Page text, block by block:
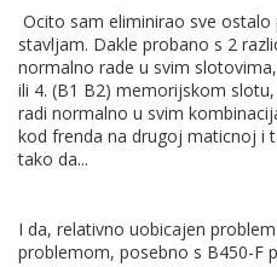
Dobio sam ryzen 7 5700x3d
kupiti, a na vecini pise da je
upgrade biosa... znaci
tj koja ima mogucnost
Mislim da vecina B550 ima
spada ni s najnovijim
za njega (RAM ne radi u dual
Ocito sam eliminirao sve
stavljam. Dakle probano s 2
normalno rade u svim
ili 4. (B1 B2) memorijskom
radi normalno u svim
kod frenda na drugoj maticnoj i
tako da...
I da, relativno uobicajen
problemom, posebno s B450-F